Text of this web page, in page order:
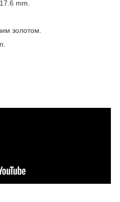
mm.
золотом.